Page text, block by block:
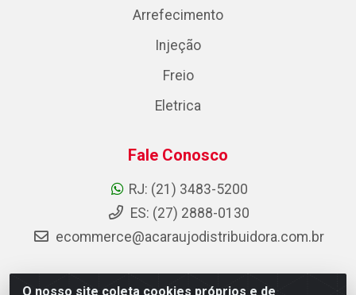
O nosso site coleta cookies próprios e de
Arrefecimento
Injeção
Freio
Eletrica
Fale Conosco
RJ: (21) 3483-5200
ES: (27) 2888-0130
ecommerce@acaraujodistribuidora.com.br